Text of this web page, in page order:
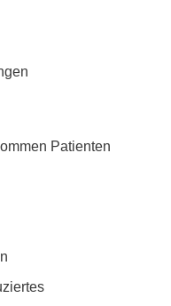
Patienten